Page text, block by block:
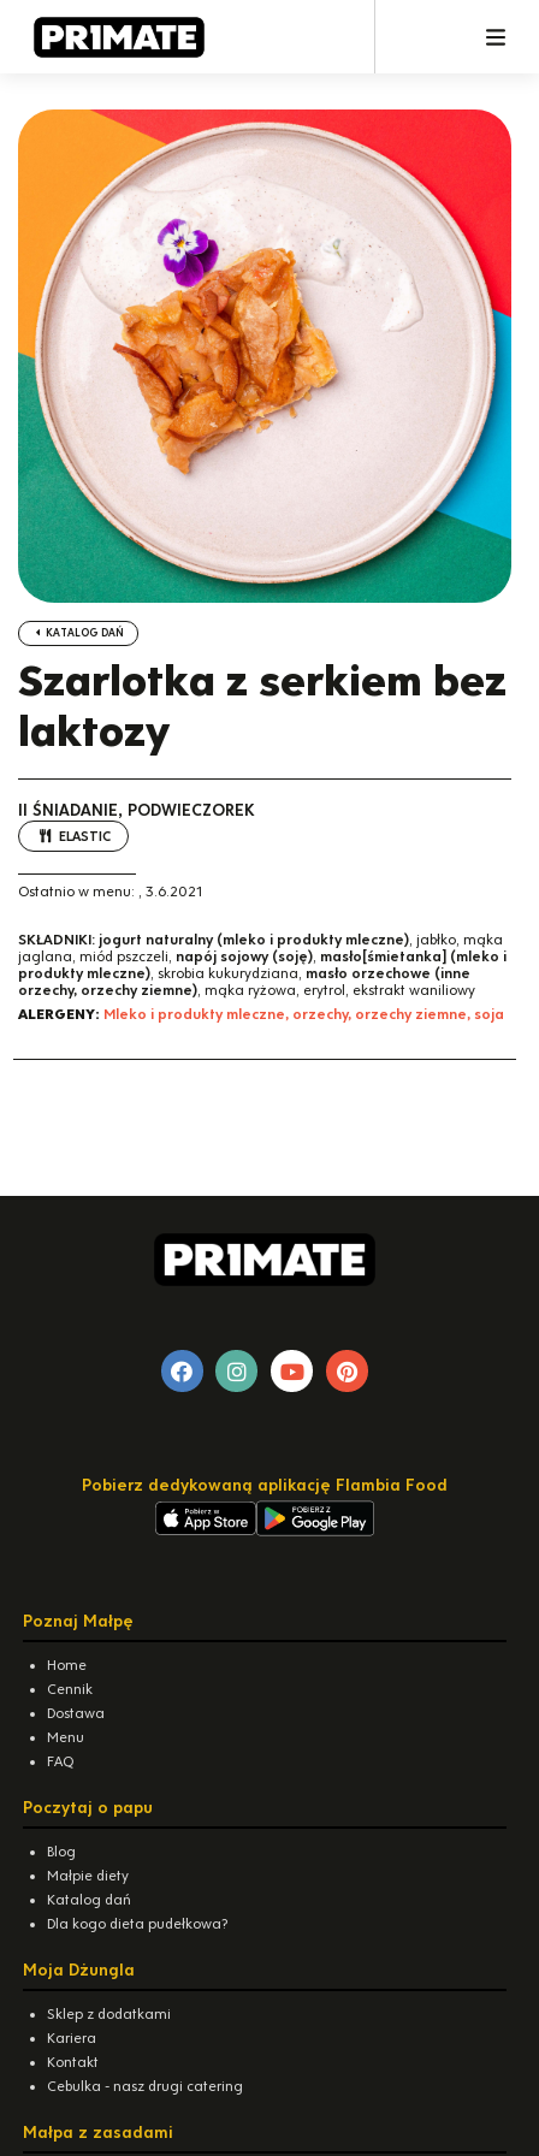
KATALOG DAŃ
Szarlotka z serkiem bez
laktozy
II ŚNIADANIE, PODWIECZOREK
ELASTIC
Ostatnio w menu: , 3.6.2021
SKŁADNIKI: jogurt naturalny (mleko i produkty mleczne), jabłko, mąka
jaglana, miód pszczeli, napój sojowy (soję), masło[śmietanka] (mleko i
produkty mleczne), skrobia kukurydziana, masło orzechowe (inne
orzechy, orzechy ziemne), mąka ryżowa, erytrol, ekstrakt waniliowy
ALERGENY: Mleko i produkty mleczne, orzechy, orzechy ziemne, soja
Pobierz dedykowaną aplikację Flambia Food
Poznaj Małpę
Home
Cennik
Dostawa
Menu
FAQ
Poczytaj o papu
Blog
Małpie diety
Katalog dań
Dla kogo dieta pudełkowa?
Moja Dżungla
Sklep z dodatkami
Kariera
Kontakt
Cebulka - nasz drugi catering
Małpa z zasadami